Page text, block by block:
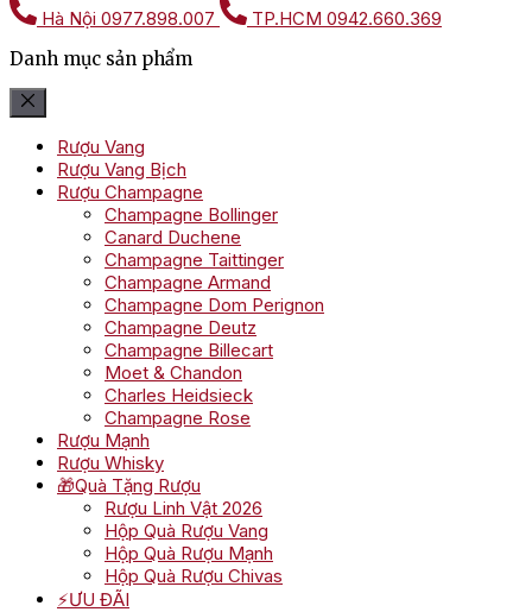
Hà Nội 0977.898.007 TP.HCM 0942.660.369
Danh mục sản phẩm
Rượu Vang
Rượu Vang Bịch
Rượu Champagne
Champagne Bollinger
Canard Duchene
Champagne Taittinger
Champagne Armand
Champagne Dom Perignon
Champagne Deutz
Champagne Billecart
Moet & Chandon
Charles Heidsieck
Champagne Rose
Rượu Mạnh
Rượu Whisky
🎁Quà Tặng Rượu
Rượu Linh Vật 2026
Hộp Quà Rượu Vang
Hộp Quà Rượu Mạnh
Hộp Quà Rượu Chivas
⚡ƯU ĐÃI